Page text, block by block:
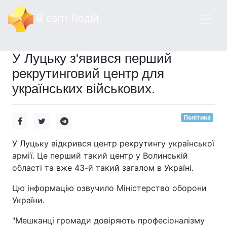
У Луцьку з'явився перший
рекрутинговий центр для
українських військових.
Політика
У Луцьку відкрився центр рекрутингу української
армії. Це перший такий центр у Волинській
області та вже 43-й такий загалом в Україні.
Цю інформацію озвучило Міністерство оборони
України.
"Мешканці громади довіряють професіоналізму